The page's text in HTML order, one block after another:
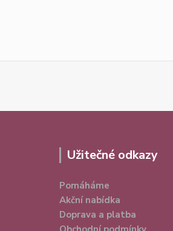
Užitečné odkazy
Pomáháme
Akční nabídka
Doprava a platba